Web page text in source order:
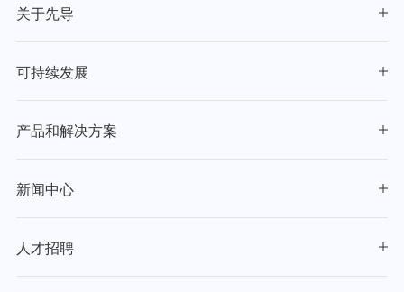
关于先导
可持续发展
产品和解决方案
新闻中心
人才招聘